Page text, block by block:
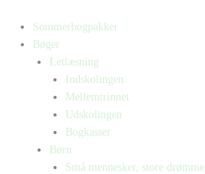
Sommerbogpakker
Bøger
Letlæsning
Indskolingen
Mellemtrinnet
Udskolingen
Bogkasser
Børn
Små mennesker, store drømme